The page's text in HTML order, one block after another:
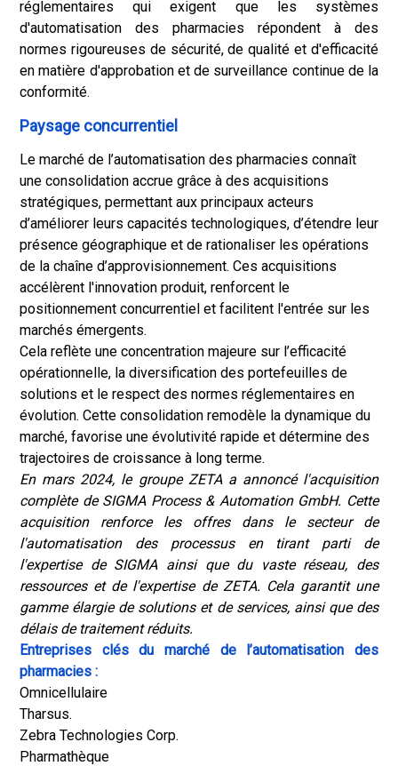
réglementaires qui exigent que les systèmes
d'automatisation des pharmacies répondent à des
normes rigoureuses de sécurité, de qualité et d'efficacité
en matière d'approbation et de surveillance continue de la
conformité.
Paysage concurrentiel
Le marché de l’automatisation des pharmacies connaît
une consolidation accrue grâce à des acquisitions
stratégiques, permettant aux principaux acteurs
d’améliorer leurs capacités technologiques, d’étendre leur
présence géographique et de rationaliser les opérations
de la chaîne d’approvisionnement. Ces acquisitions
accélèrent l'innovation produit, renforcent le
positionnement concurrentiel et facilitent l'entrée sur les
marchés émergents.
Cela reflète une concentration majeure sur l’efficacité
opérationnelle, la diversification des portefeuilles de
solutions et le respect des normes réglementaires en
évolution. Cette consolidation remodèle la dynamique du
marché, favorise une évolutivité rapide et détermine des
trajectoires de croissance à long terme.
En mars 2024, le groupe ZETA a annoncé l'acquisition
complète de SIGMA Process & Automation GmbH. Cette
acquisition renforce les offres dans le secteur de
l'automatisation des processus en tirant parti de
l'expertise de SIGMA ainsi que du vaste réseau, des
ressources et de l'expertise de ZETA. Cela garantit une
gamme élargie de solutions et de services, ainsi que des
délais de traitement réduits.
Entreprises clés du marché de l’automatisation des
pharmacies :
Omnicellulaire
Tharsus.
Zebra Technologies Corp.
Pharmathèque